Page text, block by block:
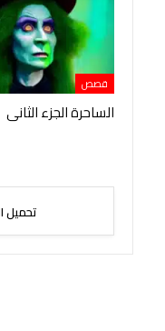
قصص
الساحرة الجزء الثانى
تحميل